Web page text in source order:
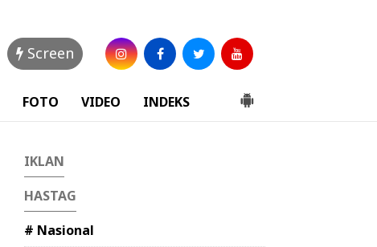
Screen
FOTO VIDEO INDEKS
IKLAN
HASTAG
# Nasional